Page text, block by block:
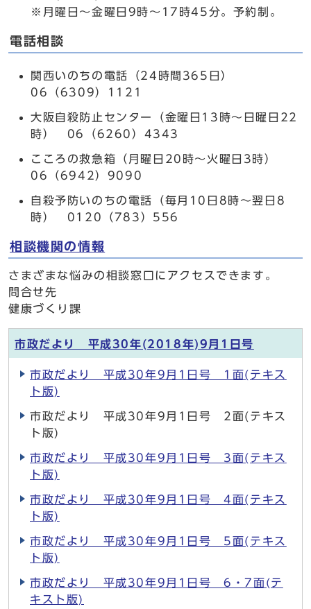
※月曜日～金曜日9時～17時45分。予約制。
電話相談
関西いのちの電話（24時間365日）
06（6309）1121
大阪自殺防止センター（金曜日13時～日曜日22
時） 06（6260）4343
こころの救急箱（月曜日20時～火曜日3時）
06（6942）9090
自殺予防いのちの電話（毎月10日8時～翌日8
時） 0120（783）556
相談機関の情報
さまざまな悩みの相談窓口にアクセスできます。
問合せ先
健康づくり課
市政だより 平成30年(2018年)9月1日号
市政だより 平成30年9月1日号 1面(テキス
ト版)
市政だより 平成30年9月1日号 2面(テキス
ト版)
市政だより 平成30年9月1日号 3面(テキス
ト版)
市政だより 平成30年9月1日号 4面(テキス
ト版)
市政だより 平成30年9月1日号 5面(テキス
ト版)
市政だより 平成30年9月1日号 6・7面(テ
キスト版)